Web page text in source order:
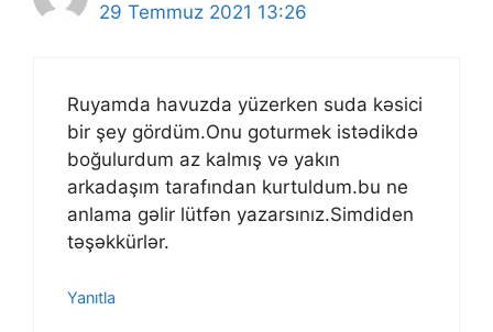
29 Temmuz 2021 13:26
Ruyamda havuzda yüzerken suda kəsici
bir şey gördüm.Onu goturmek istədikdə
boğulurdum az kalmış və yakın
arkadaşım tarafından kurtuldum.bu ne
anlama gəlir lütfən yazarsınız.Simdiden
təşəkkürlər.
Yanıtla